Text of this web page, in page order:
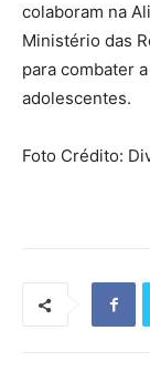
colaboram na
Ministério das
para combater
adolescentes.
Foto Crédito: